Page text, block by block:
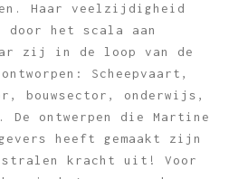
Haar veelzijdigheid
door het scala aan
zij in de loop van de
Scheepvaart,
bouwsector, onderwijs,
ontwerpen die Martine
heeft gemaakt zijn
stralen kracht uit! Voor